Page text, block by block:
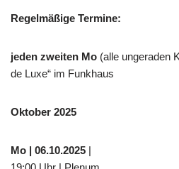
Regelmäßige Termine:
jeden zweiten Mo (alle ungeraden
de Luxe“ im Funkhaus
Oktober 2025
Mo | 06.10.2025 |